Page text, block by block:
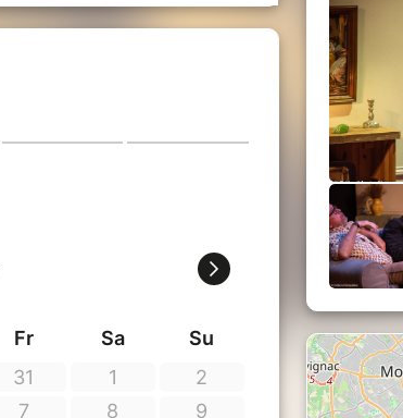
cela donne une